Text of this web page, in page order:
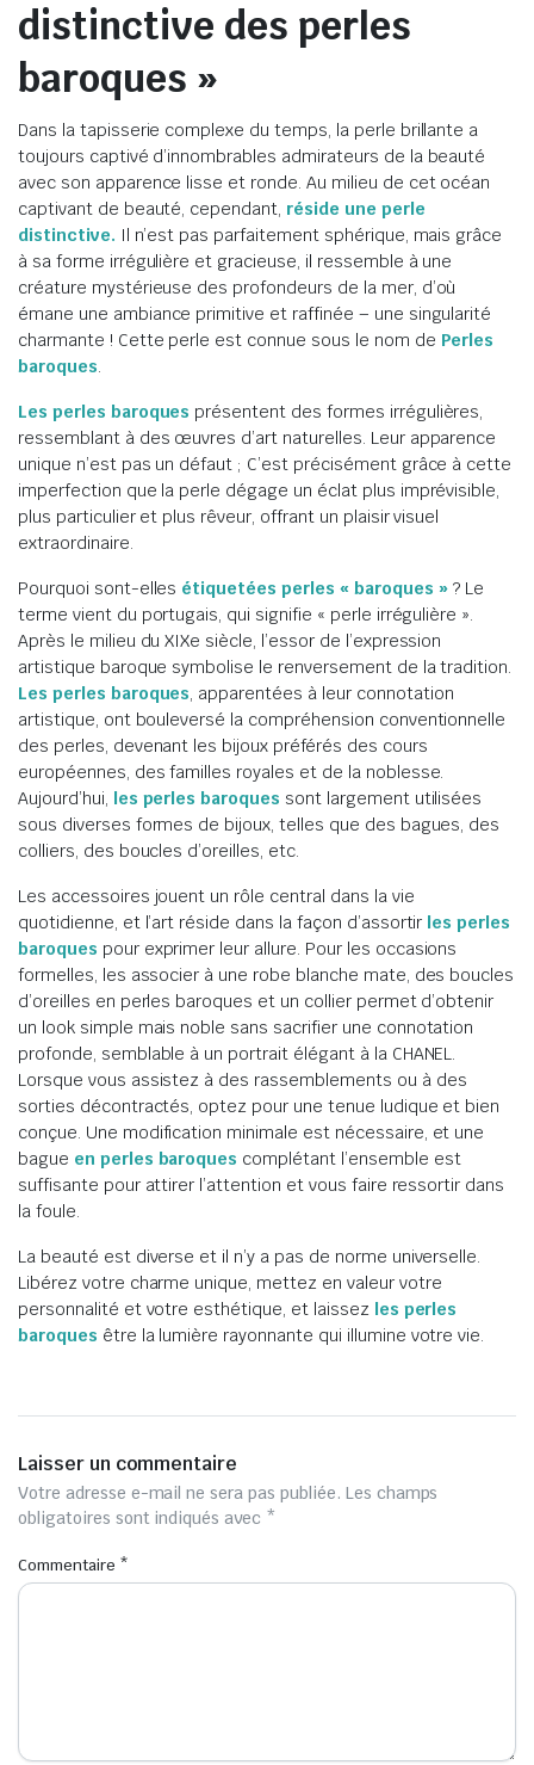
distinctive des perles
baroques »
Dans la tapisserie complexe du temps, la perle brillante a
toujours captivé d’innombrables admirateurs de la beauté
avec son apparence lisse et ronde. Au milieu de cet océan
captivant de beauté, cependant, réside une perle
distinctive. Il n’est pas parfaitement sphérique, mais grâce
à sa forme irrégulière et gracieuse, il ressemble à une
créature mystérieuse des profondeurs de la mer, d’où
émane une ambiance primitive et raffinée – une singularité
charmante ! Cette perle est connue sous le nom de Perles
baroques.
Les perles baroques présentent des formes irrégulières,
ressemblant à des œuvres d’art naturelles. Leur apparence
unique n’est pas un défaut ; C’est précisément grâce à cette
imperfection que la perle dégage un éclat plus imprévisible,
plus particulier et plus rêveur, offrant un plaisir visuel
extraordinaire.
Pourquoi sont-elles étiquetées perles « baroques »? Le
terme vient du portugais, qui signifie « perle irrégulière ».
Après le milieu du XIXe siècle, l’essor de l’expression
artistique baroque symbolise le renversement de la tradition.
Les perles baroques, apparentées à leur connotation
artistique, ont bouleversé la compréhension conventionnelle
des perles, devenant les bijoux préférés des cours
européennes, des familles royales et de la noblesse.
Aujourd’hui, les perles baroques sont largement utilisées
sous diverses formes de bijoux, telles que des bagues, des
colliers, des boucles d’oreilles, etc.
Les accessoires jouent un rôle central dans la vie
quotidienne, et l’art réside dans la façon d’assortir les perles
baroques pour exprimer leur allure. Pour les occasions
formelles, les associer à une robe blanche mate, des boucles
d’oreilles en perles baroques et un collier permet d’obtenir
un look simple mais noble sans sacrifier une connotation
profonde, semblable à un portrait élégant à la CHANEL.
Lorsque vous assistez à des rassemblements ou à des
sorties décontractés, optez pour une tenue ludique et bien
conçue. Une modification minimale est nécessaire, et une
bague en perles baroques complétant l’ensemble est
suffisante pour attirer l’attention et vous faire ressortir dans
la foule.
La beauté est diverse et il n’y a pas de norme universelle.
Libérez votre charme unique, mettez en valeur votre
personnalité et votre esthétique, et laissez les perles
baroques être la lumière rayonnante qui illumine votre vie.
Laisser un commentaire
Votre adresse e-mail ne sera pas publiée. Les champs
obligatoires sont indiqués avec *
Commentaire *